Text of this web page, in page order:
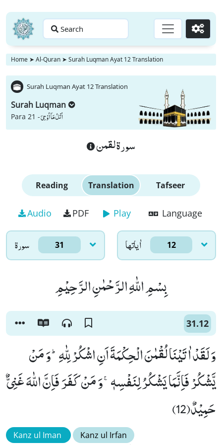
Search Go
Home ➤ Al-Quran ➤ Surah Luqman Ayat 12 Translation
Surah Luqman Ayat 12 Translation
Surah Luqman
Para 21 -اُتْلُ مَاۤ اُوْحِیَ
سورة لقمن
Reading Translation Tafseer
Audio PDF Play Language
سورۃ 31 اٰياتها 12
بِسْمِ اللّٰهِ الرَّحْمٰنِ الرَّحِیْمِ
31.12
وَ لَقَدْ اٰتَیْنَا لُقْمٰنَ الْحِكْمَةَ اَنِ اشْكُرْ لِلّٰهِؕ-وَ مَنْ
یَّشْكُرْ فَاِنَّمَا یَشْكُرُ لِنَفْسِهٖۚ-وَ مَنْ كَفَرَ فَاِنَّ اللّٰهَ غَنِیٌّ
حَمِیْدٌ(12)
Kanz ul Iman Kanz ul Irfan